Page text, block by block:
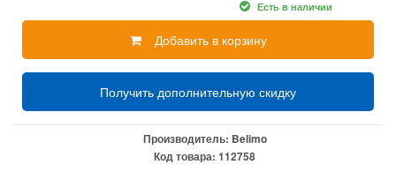
Есть в наличии
Добавить в корзину
Получить дополнительную скидку
Производитель: Belimo
Код товара: 112758